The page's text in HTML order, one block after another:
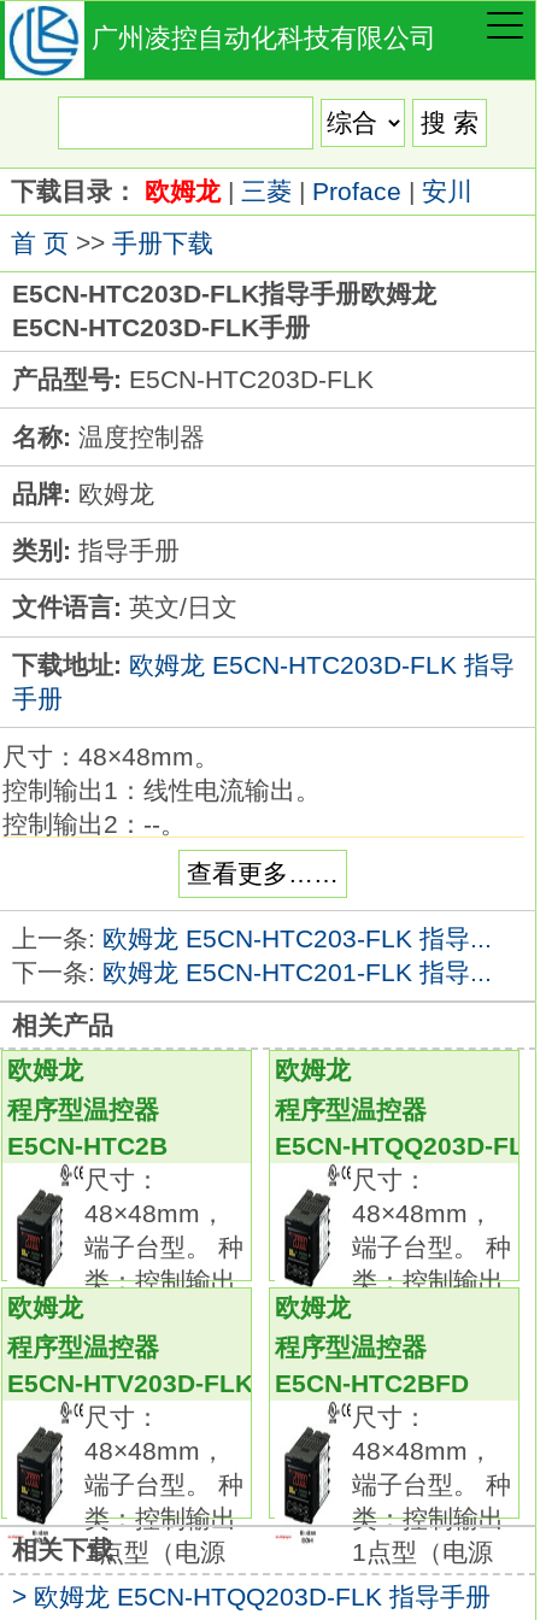
广州凌控自动化科技有限公司
下载目录： 欧姆龙| 三菱| Proface | 安川
首 页>> 手册下载
E5CN-HTC203D-FLK指导手册欧姆龙
E5CN-HTC203D-FLK手册
产品型号: E5CN-HTC203D-FLK
名称: 温度控制器
品牌: 欧姆龙
类别: 指导手册
文件语言: 英文/日文
下载地址: 欧姆龙 E5CN-HTC203D-FLK 指导
手册
尺寸：48×48mm。
控制输出1：线性电流输出。
控制输出2：--。
辅助输出：3点(公共通用)。
电源电压：AC/DC24V。
端子类型：螺钉端子台型。
输入类别：全量程多输入欧姆龙E5CN-
HTC203D-FLK手册。
加热器断线、SSR故障检测功能：--。
通信：--。
事件输入：2点。
远程SP输入：--
E5CN-HTC203D-FLK
传送输出：有。
使用大字体PV显示(白色)，提高可视性。
选择、操作及设定简便。
输入输出点数等的功能性能充实。
支持应用范围更为广泛。
采用高15.2mm的PV显示(白色)，提高可视
性。
实现50ms的高速采样。
带辅助输出(最大3点)、事件输入(最大4点)、传
送输出、
远程SP输入功能，支持各种应用程序。
E5CC具有进深60mm的纤细机身欧姆龙E5CN-
HTC203D-FLK手册。
使用通信转换电缆(另售)与计算机相连
查看更多……
上一条: 欧姆龙 E5CN-HTC203-FLK 指导...
下一条: 欧姆龙 E5CN-HTC201-FLK 指导...
相关产品
欧姆龙
程序型温控器
E5CN-HTC2B
尺寸：
48×48mm，
端子台型。 种
类：控制输出
欧姆龙
程序型温控器
E5CN-HTQQ203D-
尺寸：
48×48mm，
端子台型。 种
类：控制输出
欧姆龙
程序型温控器
E5CN-HTV203D-FLK
尺寸：
48×48mm，
端子台型。 种
类：控制输出
1点型（电源
欧姆龙
程序型温控器
E5CN-HTC2BFD
尺寸：
48×48mm，
端子台型。 种
类：控制输出
1点型（电源
相关下载
> 欧姆龙 E5CN-HTQQ203D-FLK 指导手册